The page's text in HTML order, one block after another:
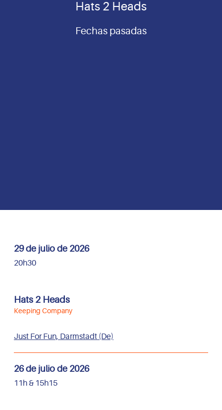
Hats 2 Heads
Fechas pasadas
29 de julio de 2026
20h30
Hats 2 Heads
Keeping Company
Just For Fun, Darmstadt (De)
26 de julio de 2026
11h & 15h15